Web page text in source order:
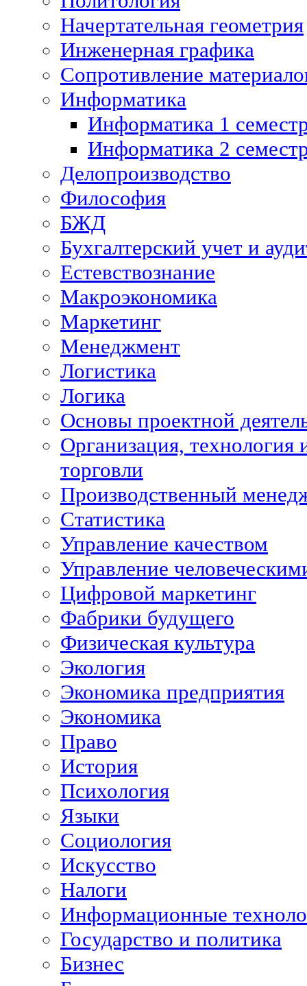
Начертательная геометрия
Инженерная графика
Сопротивление
Информатика
Информатика 1
Информатика 2
Делопроизводство
Философия
БЖД
Бухгалтерский учет и
Естевствознание
Макроэкономика
Маркетинг
Менеджмент
Логистика
Логика
Основы проектной
Организация, технология
торговли
Производственный
Статистика
Управление качеством
Управление
Цифровой маркетинг
Фабрики будущего
Физическая культура
Экология
Экономика предприятия
Экономика
Право
История
Психология
Языки
Социология
Искусство
Налоги
Информационные
Государство и политика
Бизнес